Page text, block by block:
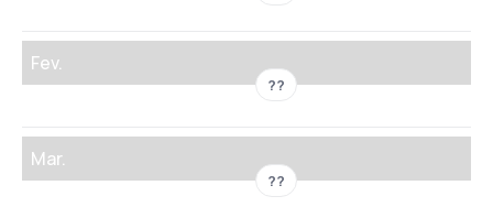
Fev.
??
Mar.
??